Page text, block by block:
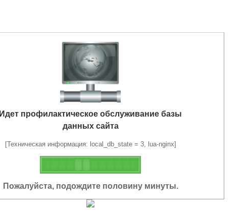
Идет профилактическое обслуживание базы
данных сайта
[Техническая информация: local_db_state = 3, lua-nginx]
Пожалуйста, подождите половину минуты.